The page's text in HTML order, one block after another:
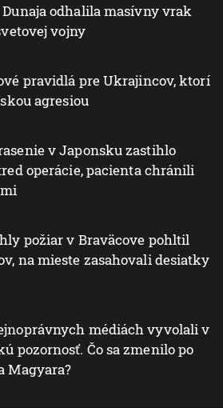
odhalila masívny vrak
vojny
pravidlá pre Ukrajincov, ktorí
agresiou
v Japonsku zastihlo
operácie, pacienta chránili
požiar v Braväcove pohltil
na mieste zasahovali desiatky
médiách vyvolali v
pozornosť. Čo sa zmenilo po
Magyara?